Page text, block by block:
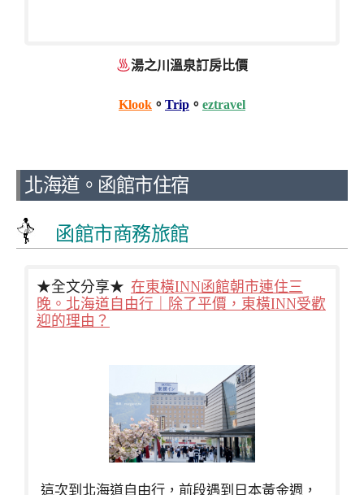
湯之川溫泉訂房比價
Klook 。 Trip 。 eztravel
北海道。函館市住宿
函館市商務旅館
★全文分享★ 在東橫INN函館朝市連住三
晚。北海道自由行｜除了平價，東橫INN受歡
迎的理由？
這次到北海道自由行，前段遇到日本黃金週，